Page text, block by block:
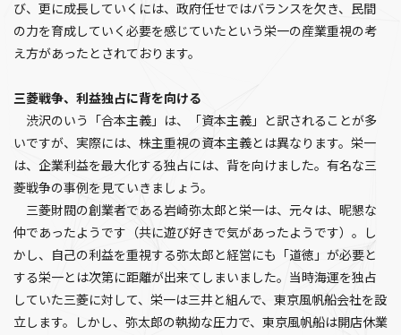
び、更に成長していくには、政府任せではバランスを欠き、民間
の力を育成していく必要を感じていたという栄一の産業重視の考
え方があったとされております。
三菱戦争、利益独占に背を向ける
渋沢のいう「合本主義」は、「資本主義」と訳されることが多
いですが、実際には、株主重視の資本主義とは異なります。栄一
は、企業利益を最大化する独占には、背を向けました。有名な三
菱戦争の事例を見ていきましょう。
三菱財閥の創業者である岩崎弥太郎と栄一は、元々は、昵懇な
仲であったようです（共に遊び好きで気があったようです）。し
かし、自己の利益を重視する弥太郎と経営にも「道徳」が必要と
する栄一とは次第に距離が出来てしまいました。当時海運を独占
していた三菱に対して、栄一は三井と組んで、東京風帆船会社を設
立します。しかし、弥太郎の執拗な圧力で、東京風帆船は開店休業